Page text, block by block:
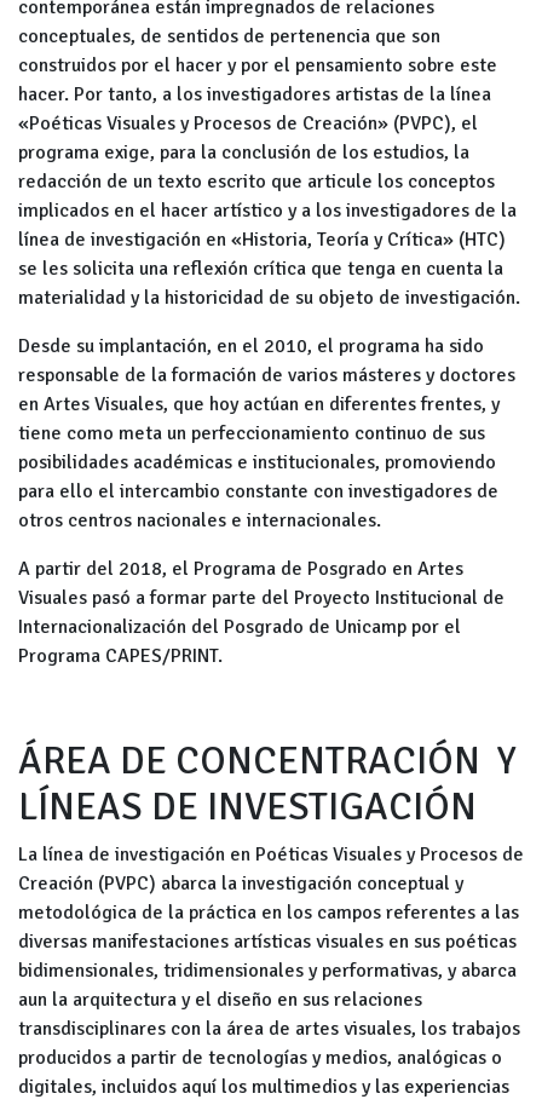
contemporánea están impregnados de relaciones
conceptuales, de sentidos de pertenencia que son
construidos por el hacer y por el pensamiento sobre este
hacer. Por tanto, a los investigadores artistas de la línea
«Poéticas Visuales y Procesos de Creación» (PVPC), el
programa exige, para la conclusión de los estudios, la
redacción de un texto escrito que articule los conceptos
implicados en el hacer artístico y a los investigadores de la
línea de investigación en «Historia, Teoría y Crítica» (HTC)
se les solicita una reflexión crítica que tenga en cuenta la
materialidad y la historicidad de su objeto de investigación.
Desde su implantación, en el 2010, el programa ha sido
responsable de la formación de varios másteres y doctores
en Artes Visuales, que hoy actúan en diferentes frentes, y
tiene como meta un perfeccionamiento continuo de sus
posibilidades académicas e institucionales, promoviendo
para ello el intercambio constante con investigadores de
otros centros nacionales e internacionales.
A partir del 2018, el Programa de Posgrado en Artes
Visuales pasó a formar parte del Proyecto Institucional de
Internacionalización del Posgrado de Unicamp por el
Programa CAPES/PRINT.
ÁREA DE CONCENTRACIÓN Y
LÍNEAS DE INVESTIGACIÓN
La línea de investigación en Poéticas Visuales y Procesos de
Creación (PVPC) abarca la investigación conceptual y
metodológica de la práctica en los campos referentes a las
diversas manifestaciones artísticas visuales en sus poéticas
bidimensionales, tridimensionales y performativas, y abarca
aun la arquitectura y el diseño en sus relaciones
transdisciplinares con la área de artes visuales, los trabajos
producidos a partir de tecnologías y medios, analógicas o
digitales, incluidos aquí los multimedios y las experiencias